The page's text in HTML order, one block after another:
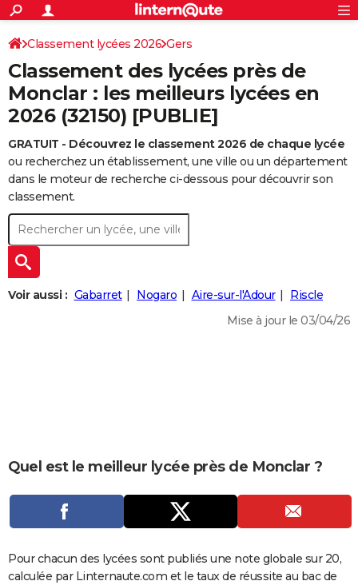
ACTUALITÉS
Politique
Société
Faits Divers
Education
Monde
Villes
+
SPORT
Coupe du monde 2026
Football
Tennis
Cyclisme
Rugby
Forum
Programme TV
TNT
Streaming
Cinéma
Sorties cinéma
Musique
+
FINANCE
Retraite
Impôts
Epargne
Immobilier
Risques naturels par ville
Banque
Assurance
Crédit
AUTO
Essais
Réserver un essai
Citadines
Berlines
SUV
Forum auto
+
HIGH-TECH
BRICOLAGE
Forum
Aménagement intérieur
Extérieur
Cuisine
Salle de bains
Jardinage
Rangement
+WEEK-END
Guides de France
Escapades
Patrimoine
Expositions
Musées
Week-end nature
+
LIFESTYLE
CARTE DE VOEUX
Carte de Noël
Carte Bonne année
Carte Saint-Valentin
Carte Pâques
Carte d'anniversaire
DICTIONNAIRE
COPAINS D'AVANT
S'inscrire
Connexion
Classement lycées 2026 Gers
Classement des lycées près de
Monclar : les meilleurs lycées en
2026 (32150) [PUBLIE]
GRATUIT - Découvrez le classement 2026 de chaque lycée
ou recherchez un établissement, une ville ou un département
dans le moteur de recherche ci-dessous pour découvrir son
classement.
Voir aussi : Gabarret Nogaro Aire-sur-l'Adour
Riscle
Mise à jour le 03/04/26
Quel est le meilleur lycée près de Monclar ?
Pour chacun des lycées sont publiés une note globale sur 20,
calculée par Linternaute.com et le taux de réussite au bac de